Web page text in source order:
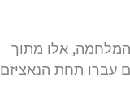
ואחרי המלחמה, אלו מתוך
עברו תחת הנאציזם